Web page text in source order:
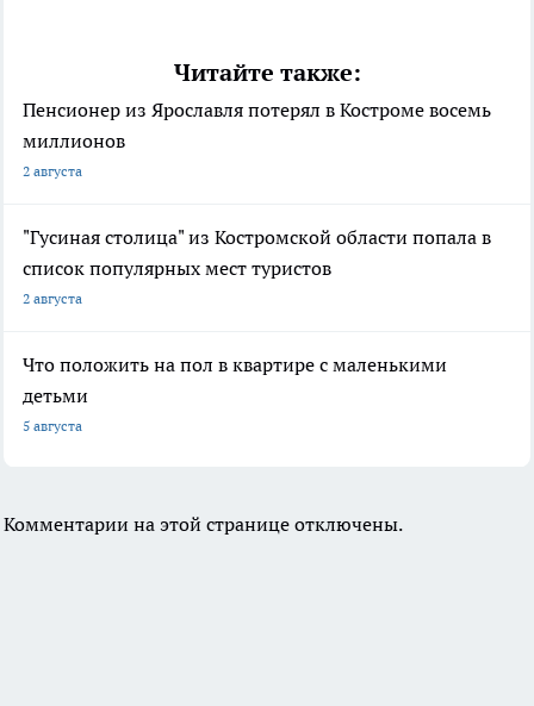
Читайте также:
Пенсионер из Ярославля потерял в Костроме восемь
миллионов
2 августа
"Гусиная столица" из Костромской области попала в
список популярных мест туристов
2 августа
Что положить на пол в квартире с маленькими
детьми
5 августа
Комментарии на этой странице отключены.